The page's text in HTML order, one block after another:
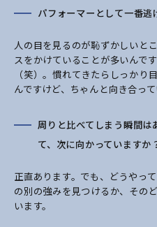
パフォーマーとして一番逃
人の目を見るのが恥ずかしいと
スをかけていることが多いんで
（笑）。慣れてきたらしっかり
んですけど、ちゃんと向き合って
周りと比べてしまう瞬間
て、次に向かっていますか
正直あります。でも、どうやっ
の別の強みを見つけるか、その
います。